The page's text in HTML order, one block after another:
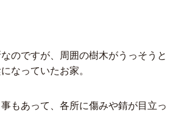
のですが、周囲の樹木がうっそうと
なっていたお家。
もあって、各所に傷みや錆が目立っ